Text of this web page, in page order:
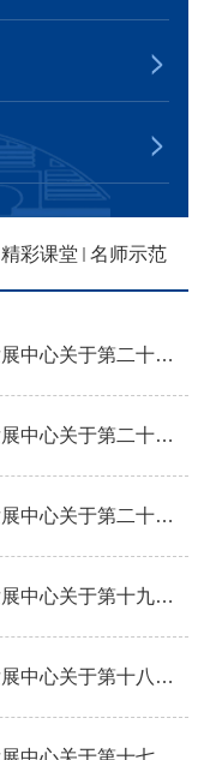
精彩课堂 名师示范
浙江大学教师教学发展中心关于第二十二次示范课程观摩学习的通知
浙江大学教师教学发展中心关于第二十一次示范课程观摩学习的通知
浙江大学教师教学发展中心关于第二十次示范课程观摩学习的通知
浙江大学教师教学发展中心关于第十九次示范课程观摩学习的通知
浙江大学教师教学发展中心关于第十八次示范课程观摩学习的通知